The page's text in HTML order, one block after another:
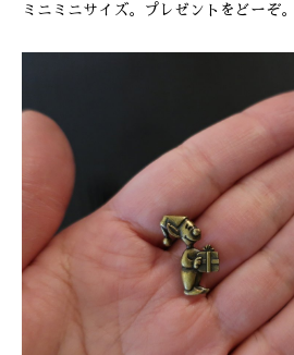
ミニミニサイズ。プレゼントをどーぞ。